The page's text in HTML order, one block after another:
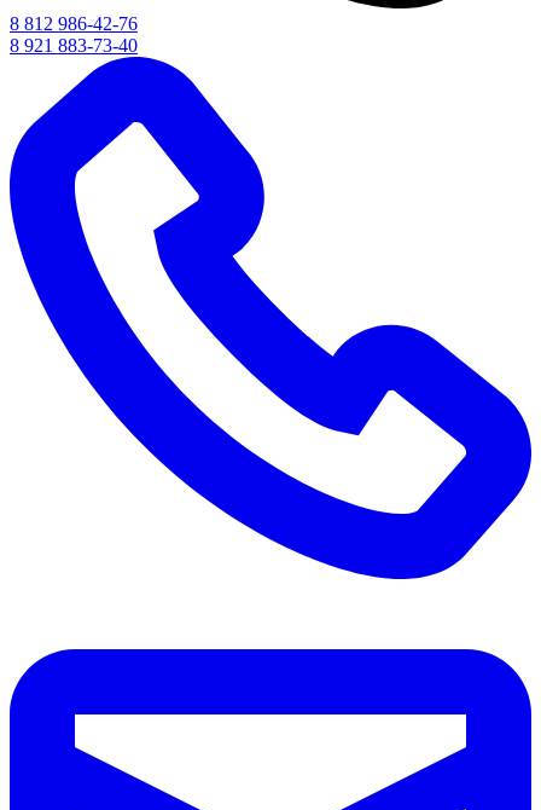
8 812 986-42-76
8 921 883-73-40